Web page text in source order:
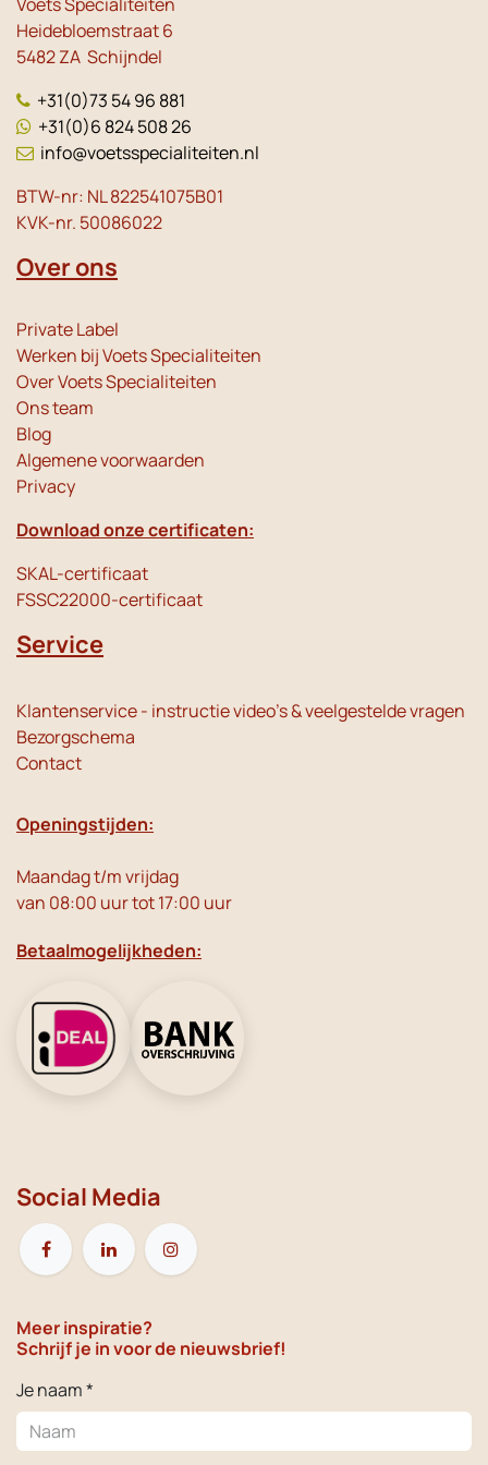
Heidebloemstraat 6
5482 ZA Schijndel
+31(0)73 54 96 881
+31(0)6 824 508 26
info@voetsspecialiteiten.nl
BTW-nr: NL 822541075B01
KVK-nr. 50086022
Over ons
Private Label
Werken bij Voets Specialiteiten
Over Voets Specialiteiten
Ons team
Blog
Algemene voorwaarden
Privacy
Download onze certificaten:
SKAL-certificaat
FSSC22000-certificaat
Service
Klantenservice - instructie video's & veelgestelde vragen
Bezorgschema
Contact
Openingstijden:
Maandag t/m vrijdag
van 08:00 uur tot 17:00 uur
Betaalmogelijkheden:
Social Media
Meer inspiratie?
Schrijf je in voor de nieuwsbrief!
Je naam *